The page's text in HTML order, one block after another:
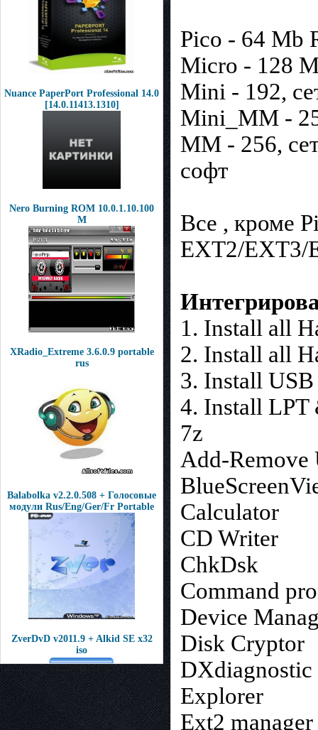
Nuance PaperPort Professional 14.0
[14.0.11413.1310]
Nero Burning ROM 10.0.1.10.100
M
XRadio_Extreme 3.6.0.9 portable
rus
Balabolka v2.2.0.508 + Голосовые
модули Rus/Eng/Ger/Fr Portable
ZverDvD v2011.9 + Alkid SE x32
iso
Pico - 64 Mb
Micro - 128
Mini - 192,
Mini_MM -
MM - 256,
софт
Все , кроме
EXT2/EXT3/
1. Install all
2. Install all
3. Install
4. Install LPT
7z
Add-Remove
Calculator
CD Writer
ChkDsk
Command
Device
Disk Cryptor
DXdiagnostic
Explorer
Ext2 manager